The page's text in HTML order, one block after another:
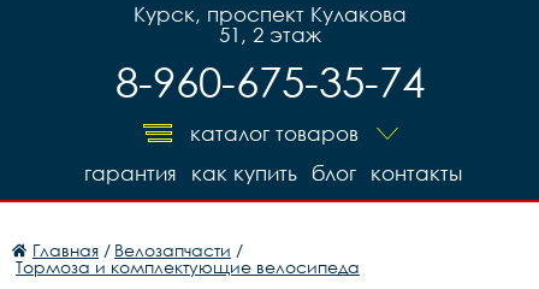
Курск, проспект Кулакова
51, 2 этаж
8-960-675-35-74
каталог товаров
контакты
блог
как купить
гарантия
Главная / Велозапчасти /
Тормоза и комплектующие велосипеда